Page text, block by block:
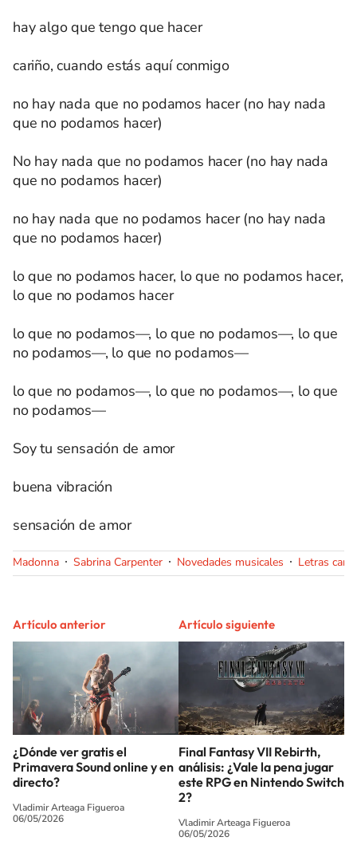
hay algo que tengo que hacer
cariño, cuando estás aquí conmigo
no hay nada que no podamos hacer (no hay nada
que no podamos hacer)
No hay nada que no podamos hacer (no hay nada
que no podamos hacer)
no hay nada que no podamos hacer (no hay nada
que no podamos hacer)
lo que no podamos hacer, lo que no podamos hacer,
lo que no podamos hacer
lo que no podamos—, lo que no podamos—, lo que
no podamos—, lo que no podamos—
lo que no podamos—, lo que no podamos—, lo que
no podamos—
Soy tu sensación de amor
buena vibración
sensación de amor
Madonna Sabrina Carpenter Novedades musicales Letras
Artículo anterior
¿Dónde ver gratis el
Primavera Sound online y en
directo?
Vladimir Arteaga Figueroa
06/05/2026
Artículo siguiente
Final Fantasy VII Rebirth,
análisis: ¿Vale la pena jugar
este RPG en Nintendo Switch
2?
Vladimir Arteaga Figueroa
06/05/2026